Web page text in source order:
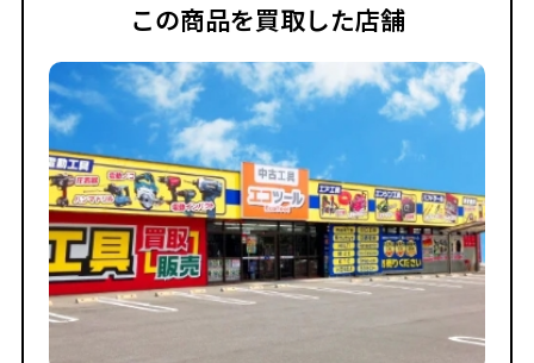
この商品を買取した店舗